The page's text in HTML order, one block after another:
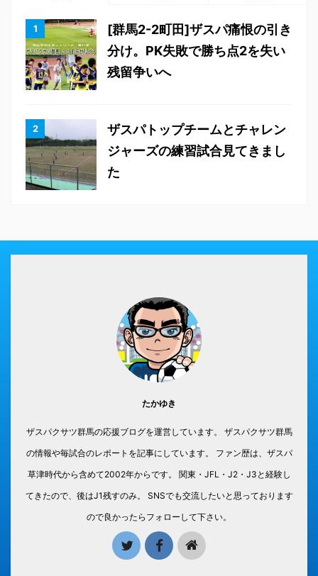
[群馬2-2町田]ザスパ痛恨の引き
分け。PK失敗で勝ち点2を失い
残留争いへ
ザスパトップチームとチャレン
ジャーズの練習試合見てきまし
た
たかゆき
ザスパクサツ群馬の応援ブログを運営しています。 ザスパクサツ群馬
の情報や毎試合のレポートを記事にしています。 ファン歴は、ザスパ
草津時代から含めて2002年からです。 関東・JFL・J2・J3と経験し
てきたので、後はJ1残すのみ。 SNSでも交流したいと思っております
ので良かったらフォローして下さい。